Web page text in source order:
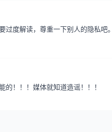
度解读，尊重一下别人的隐私吧。
！！！媒体就知道造谣！！！